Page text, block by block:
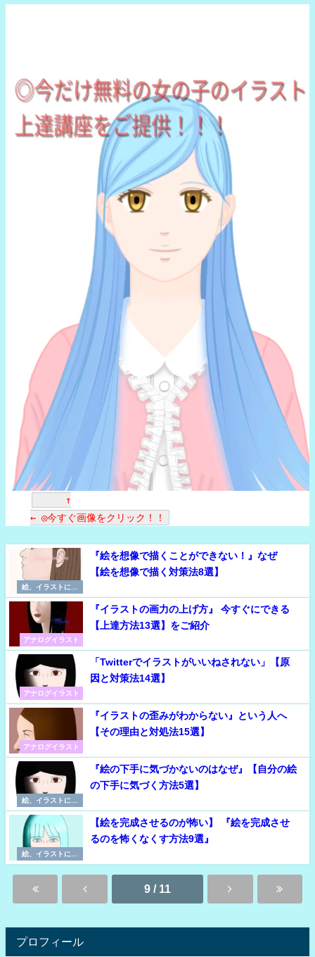
↑
← ◎今すぐ画像をクリック！！
絵、イラストに必
要な考え方
『絵を想像で描くことができない！』なぜ
【絵を想像で描く対策法8選】
アナログイラスト
『イラストの画力の上げ方』 今すぐにできる
【上達方法13選】をご紹介
アナログイラスト
「Twitterでイラストがいいねされない」【原
因と対策法14選】
アナログイラスト
『イラストの歪みがわからない』という人へ
【その理由と対処法15選】
絵、イラストに必
要な考え方
『絵の下手に気づかないのはなぜ』【自分の絵
の下手に気づく方法5選】
絵、イラストに必
要な考え方
【絵を完成させるのが怖い】 『絵を完成させ
るのを怖くなくす方法9選』
9 / 11
プロフィール